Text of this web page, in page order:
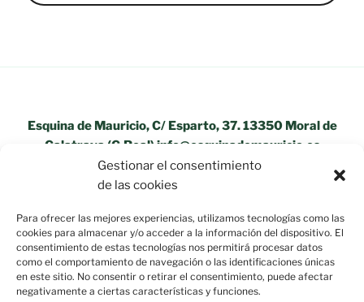
Gestionar el consentimiento
de las cookies
Para ofrecer las mejores experiencias, utilizamos tecnologías como las
cookies para almacenar y/o acceder a la información del dispositivo. El
consentimiento de estas tecnologías nos permitirá procesar datos
como el comportamiento de navegación o las identificaciones únicas
en este sitio. No consentir o retirar el consentimiento, puede afectar
negativamente a ciertas características y funciones.
Esquina de Mauricio, C/ Esparto, 37. 13350 Moral de
Calatrava (C.Real) info@esquinademauricio.es
«Aviso Legal»